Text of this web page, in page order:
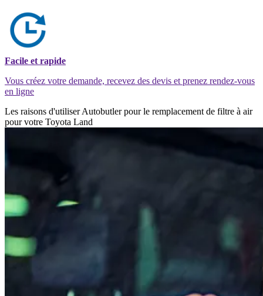
Facile et rapide
Vous créez votre demande, recevez des devis et prenez rendez-vous
en ligne
Les raisons d'utiliser Autobutler pour le remplacement de filtre à air
pour votre Toyota Land